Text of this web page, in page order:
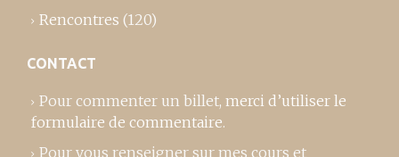
Rencontres (120)
CONTACT
Pour commenter un billet, merci d’utiliser le
formulaire de commentaire.
Pour vous renseigner sur mes cours et